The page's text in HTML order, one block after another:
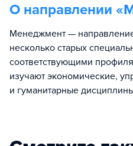
О направлении «
Менеджмент —
несколько старых
соответствующими
изучают экономические,
и гуманитарные